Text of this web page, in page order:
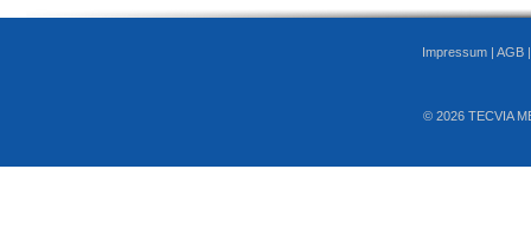
Impressum | AGB
© 2026 TECVIA